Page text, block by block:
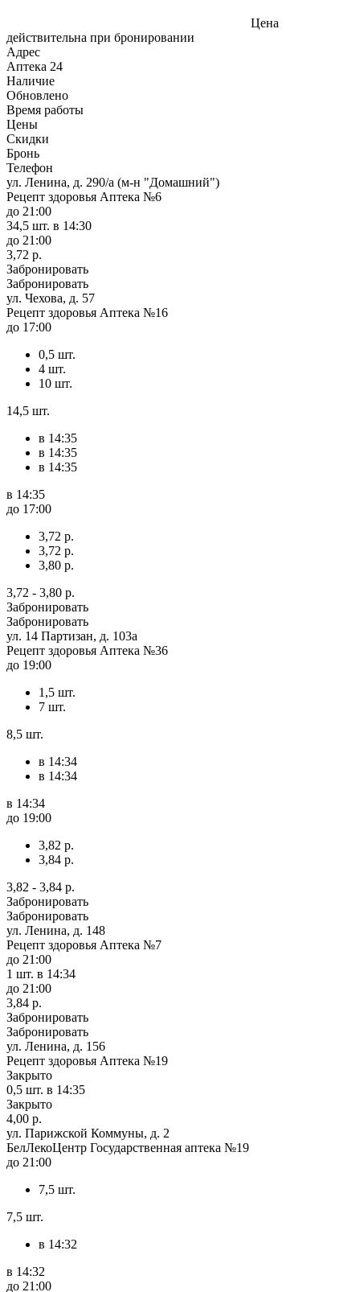
Цена
действительна при бронировании
Адрес
Аптека 24
Наличие
Обновлено
Время работы
Цены
Скидки
Бронь
Телефон
ул. Ленина, д. 290/а (м-н "Домашний")
Рецепт здоровья Аптека №6
до 21:00
34,5 шт. в 14:30
до 21:00
3,72 р.
Забронировать
Забронировать
ул. Чехова, д. 57
Рецепт здоровья Аптека №16
до 17:00
0,5 шт.
4 шт.
10 шт.
14,5 шт.
в 14:35
в 14:35
в 14:35
в 14:35
до 17:00
3,72 р.
3,72 р.
3,80 р.
3,72 - 3,80 р.
Забронировать
Забронировать
ул. 14 Партизан, д. 103а
Рецепт здоровья Аптека №36
до 19:00
1,5 шт.
7 шт.
8,5 шт.
в 14:34
в 14:34
в 14:34
до 19:00
3,82 р.
3,84 р.
3,82 - 3,84 р.
Забронировать
Забронировать
ул. Ленина, д. 148
Рецепт здоровья Аптека №7
до 21:00
1 шт. в 14:34
до 21:00
3,84 р.
Забронировать
Забронировать
ул. Ленина, д. 156
Рецепт здоровья Аптека №19
Закрыто
0,5 шт. в 14:35
Закрыто
4,00 р.
ул. Парижской Коммуны, д. 2
БелЛекоЦентр Государственная аптека №19
до 21:00
7,5 шт.
7,5 шт.
в 14:32
в 14:32
до 21:00